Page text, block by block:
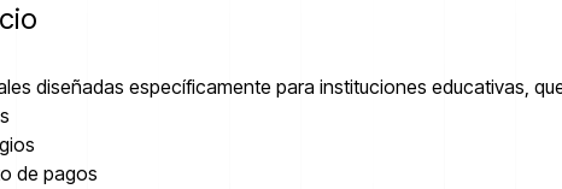
diseñadas específicamente para instituciones educativas,
de pagos